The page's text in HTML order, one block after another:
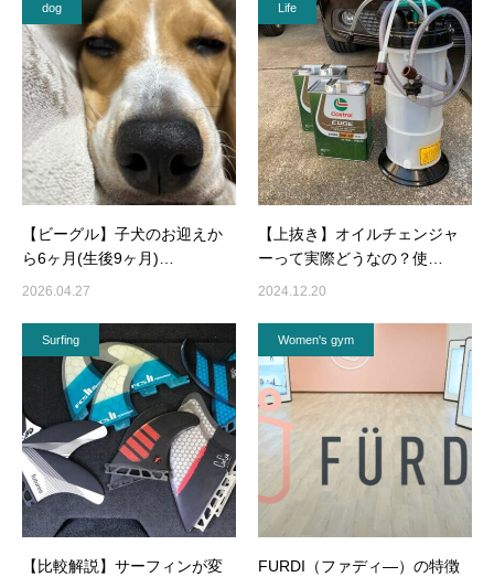
dog
【ビーグル】子犬のお迎えか
ら6ヶ月(生後9ヶ月)…
2026.04.27
Life
【上抜き】オイルチェンジャ
ーって実際どうなの？使…
2024.12.20
Surfing
【比較解説】サーフィンが変
Women's gym
FURDI（ファディ―）の特徴